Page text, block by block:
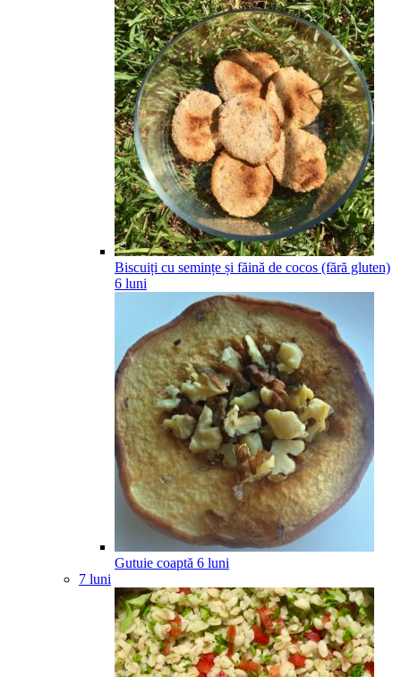
Biscuiți cu semințe și făină de cocos (fără gluten)
6 luni
Gutuie coaptă 6 luni
7 luni